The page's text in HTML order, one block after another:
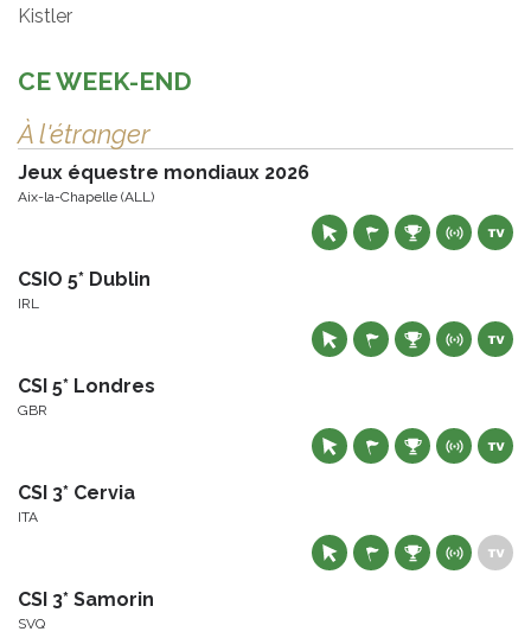
Kistler
CE WEEK-END
À l'étranger
Jeux équestre mondiaux 2026
Aix-la-Chapelle (ALL)
CSIO 5* Dublin
IRL
CSI 5* Londres
GBR
CSI 3* Cervia
ITA
CSI 3* Samorin
SVQ